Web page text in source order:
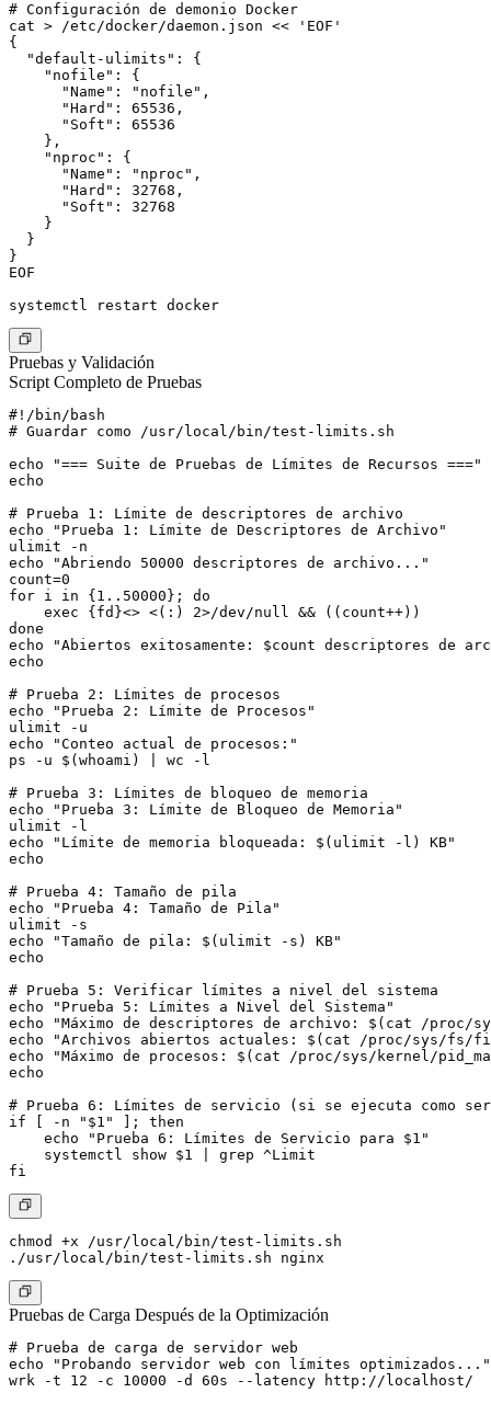
# Configuración de demonio Docker
cat > /etc/docker/daemon.json << 'EOF'
{
  "default-ulimits": {
    "nofile": {
      "Name": "nofile",
      "Hard": 65536,
      "Soft": 65536
    },
    "nproc": {
      "Name": "nproc",
      "Hard": 32768,
      "Soft": 32768
    }
  }
}
EOF
Pruebas y Validación
Script Completo de Pruebas
#!/bin/bash
# Guardar como /usr/local/bin/test-limits.sh
echo "=== Suite de Pruebas de Límites de Recursos ==="
echo
# Prueba 1: Límite de descriptores de archivo
echo "Prueba 1: Límite de Descriptores de Archivo"
ulimit -n
echo "Abriendo 50000 descriptores de archivo..."
count=0
for i in {1..50000}; do
    exec {fd}<> <(:) 2>/dev/null && ((count++))
done
echo "Abiertos exitosamente: $count descriptores de
echo
# Prueba 2: Límites de procesos
echo "Prueba 2: Límite de Procesos"
ulimit -u
echo "Conteo actual de procesos:"
ps -u $(whoami) | wc -l
# Prueba 3: Límites de bloqueo de memoria
echo "Prueba 3: Límite de Bloqueo de Memoria"
ulimit -l
echo "Límite de memoria bloqueada: $(ulimit -l) KB"
echo
# Prueba 4: Tamaño de pila
echo "Prueba 4: Tamaño de Pila"
ulimit -s
echo "Tamaño de pila: $(ulimit -s) KB"
echo
# Prueba 5: Verificar límites a nivel del sistema
echo "Prueba 5: Límites a Nivel del Sistema"
echo "Máximo de descriptores de archivo: $(cat /proc/
echo "Archivos abiertos actuales: $(cat /proc/sys/
echo "Máximo de procesos: $(cat /proc/sys/kernel/
echo
# Prueba 6: Límites de servicio (si se ejecuta como
if [ -n "$1" ]; then
    echo "Prueba 6: Límites de Servicio para $1"
    systemctl show $1 | grep ^Limit
chmod +x /usr/local/bin/test-limits.sh
Pruebas de Carga Después de la Optimización
# Prueba de carga de servidor web
echo "Probando servidor web con límites optimizados..."
wrk -t 12 -c 10000 -d 60s --latency http://localhost/